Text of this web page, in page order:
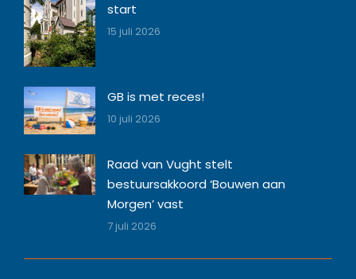
start
15 juli 2026
GB is met reces!
10 juli 2026
Raad van Vught stelt
bestuursakkoord ‘Bouwen aan
Morgen’ vast
7 juli 2026